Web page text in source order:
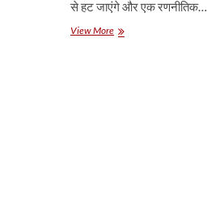
से हट जाएंगे और एक रणनीतिक…
View Moreडेटा